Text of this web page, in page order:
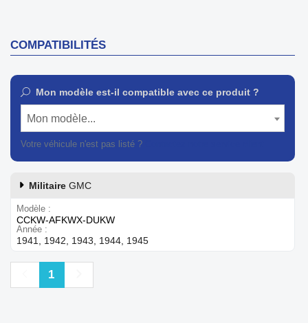
COMPATIBILITÉS
Mon modèle est-il compatible avec ce produit ?
Mon modèle...
Votre véhicule n'est pas listé ?
Militaire GMC
Modèle
CCKW-AFKWX-DUKW
Année
1941, 1942, 1943, 1944, 1945
Précédent
1